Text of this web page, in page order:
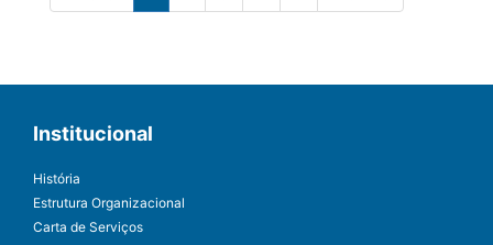
Institucional
História
Estrutura Organizacional
Carta de Serviços